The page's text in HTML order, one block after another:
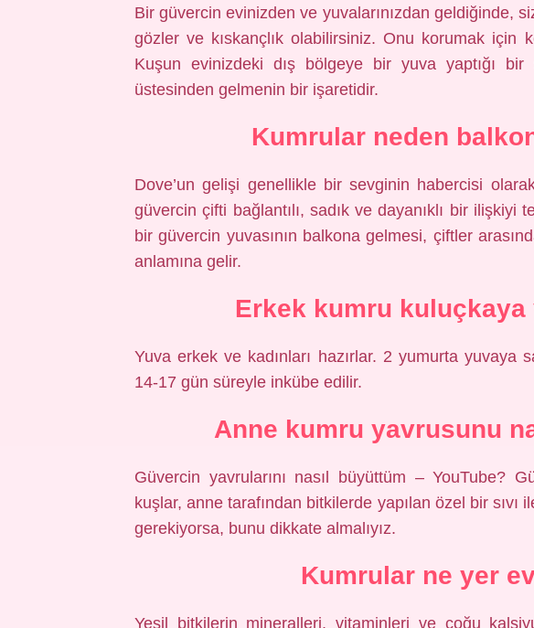
Bir güvercin evinizden ve yuvalarınızdan geldiğinde,
gözler ve kıskançlık olabilirsiniz. Onu korumak için
Kuşun evinizdeki dış bölgeye bir yuva yaptığı
üstesinden gelmenin bir işaretidir.
Kumrular neden
Dove’un gelişi genellikle bir sevginin habercisi
güvercin çifti bağlantılı, sadık ve dayanıklı bir
bir güvercin yuvasının balkona gelmesi, çiftler
anlamına gelir.
Erkek kumru kuluçkaya
Yuva erkek ve kadınları hazırlar. 2 yumurta yuvaya
14-17 gün süreyle inkübe edilir.
Anne kumru yavrusunu
Güvercin yavrularını nasıl büyüttüm – YouTube?
kuşlar, anne tarafından bitkilerde yapılan özel bir sıvı
gerekiyorsa, bunu dikkate almalıyız.
Kumrular ne yer
Yeşil bitkilerin mineralleri, vitaminleri ve çoğu